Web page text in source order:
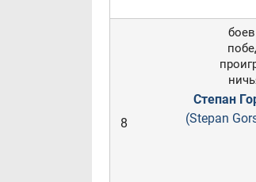
8
Степан
(Stepan